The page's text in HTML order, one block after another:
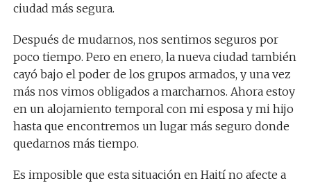
ciudad más segura.
Después de mudarnos, nos sentimos seguros por
poco tiempo. Pero en enero, la nueva ciudad también
cayó bajo el poder de los grupos armados, y una vez
más nos vimos obligados a marcharnos. Ahora estoy
en un alojamiento temporal con mi esposa y mi hijo
hasta que encontremos un lugar más seguro donde
quedarnos más tiempo.
Es imposible que esta situación en Haití no afecte a